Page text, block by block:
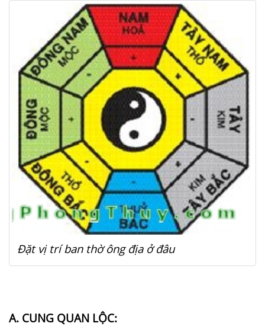
Đặt vị trí ban thờ ông địa ở đâu
A. CUNG QUAN LỘC: